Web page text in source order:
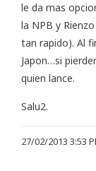
le da mas
la NPB y
tan rapido). Al
Japon…si
quien lance.
Salu2.
27/02/2013 3:53